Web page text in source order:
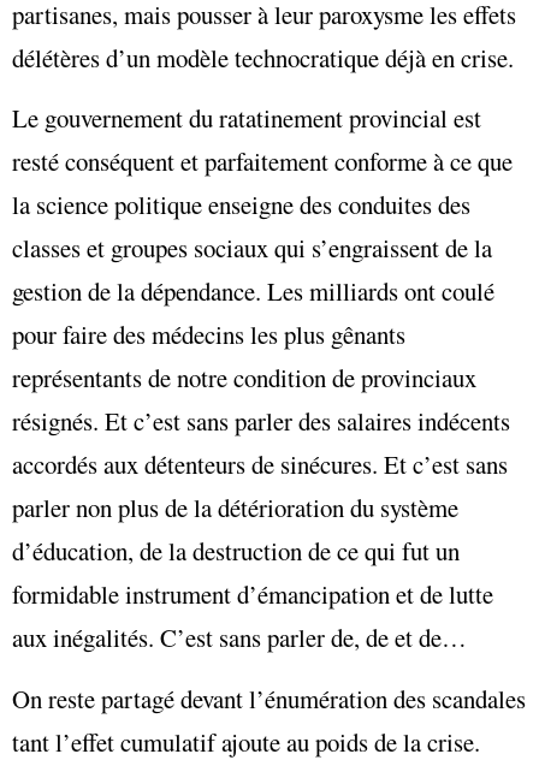
partisanes, mais pousser à leur paroxysme les effets
délétères d’un modèle technocratique déjà en crise.
Le gouvernement du ratatinement provincial est
resté conséquent et parfaitement conforme à ce que
la science politique enseigne des conduites des
classes et groupes sociaux qui s’engraissent de la
gestion de la dépendance. Les milliards ont coulé
pour faire des médecins les plus gênants
représentants de notre condition de provinciaux
résignés. Et c’est sans parler des salaires indécents
accordés aux détenteurs de sinécures. Et c’est sans
parler non plus de la détérioration du système
d’éducation, de la destruction de ce qui fut un
formidable instrument d’émancipation et de lutte
aux inégalités. C’est sans parler de, de et de…
On reste partagé devant l’énumération des scandales
tant l’effet cumulatif ajoute au poids de la crise.